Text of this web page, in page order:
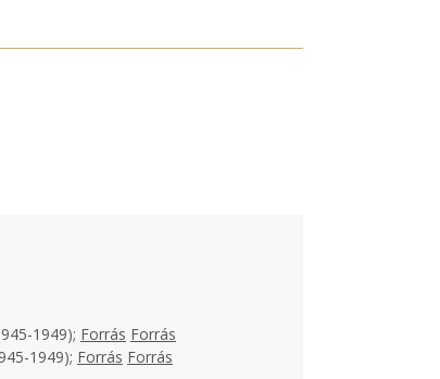
1949); Forrás Forrás
1949); Forrás Forrás